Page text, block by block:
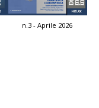
n.3 - Aprile 2026